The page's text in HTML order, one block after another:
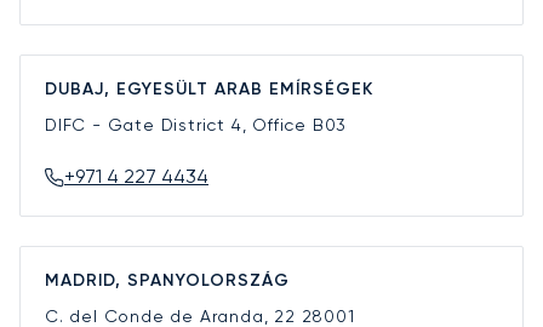
DUBAJ, EGYESÜLT ARAB EMÍRSÉGEK
DIFC - Gate District 4, Office B03
+971 4 227 4434
MADRID, SPANYOLORSZÁG
C. del Conde de Aranda, 22 28001